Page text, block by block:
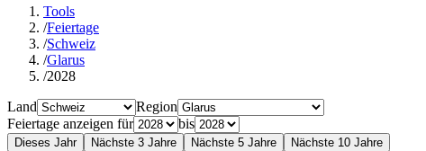
Tools
/Feiertage
/Schweiz
/Glarus
/2028
Land
Region
Feiertage anzeigen für
bis
Dieses Jahr Nächste 3 Jahre Nächste 5 Jahre Nächste 10 Jahre